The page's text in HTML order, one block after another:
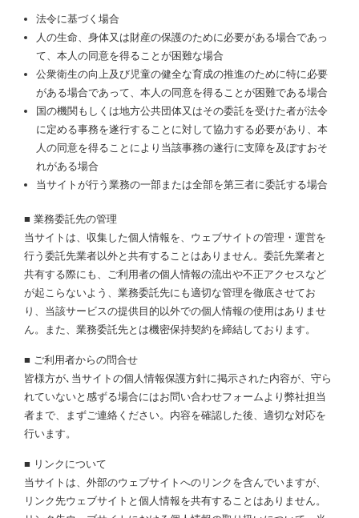
法令に基づく場合
人の生命、身体又は財産の保護のために必要がある場合であっ
て、本人の同意を得ることが困難な場合
公衆衛生の向上及び児童の健全な育成の推進のために特に必要
がある場合であって、本人の同意を得ることが困難である場合
国の機関もしくは地方公共団体又はその委託を受けた者が法令
に定める事務を遂行することに対して協力する必要があり、本
人の同意を得ることにより当該事務の遂行に支障を及ぼすおそ
れがある場合
当サイトが行う業務の一部または全部を第三者に委託する場合
■ 業務委託先の管理
当サイトは、収集した個人情報を、ウェブサイトの管理・運営を
行う委託先業者以外と共有することはありません。委託先業者と
共有する際にも、ご利用者の個人情報の流出や不正アクセスなど
が起こらないよう、業務委託先にも適切な管理を徹底させてお
り、当該サービスの提供目的以外での個人情報の使用はありませ
ん。また、業務委託先とは機密保持契約を締結しております。
■ ご利用者からの問合せ
皆様方が､当サイトの個人情報保護方針に掲示された内容が、守ら
れていないと感ずる場合にはお問い合わせフォームより弊社担当
者まで、まずご連絡ください。内容を確認した後、適切な対応を
行います。
■ リンクについて
当サイトは、外部のウェブサイトへのリンクを含んでいますが、
リンク先ウェブサイトと個人情報を共有することはありません。